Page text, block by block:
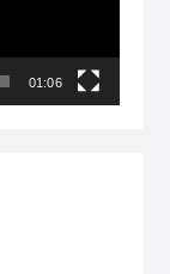
01:06